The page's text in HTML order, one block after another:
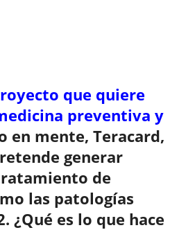
que quiere
preventiva y
en mente, Teracard,
generar
de
las patologías
es lo que hace